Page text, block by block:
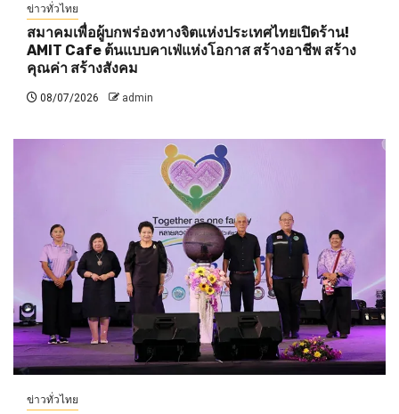
ข่าวทั่วไทย
สมาคมเพื่อผู้บกพร่องทางจิตแห่งประเทศไทยเปิดร้าน!
AMIT Cafe ต้นแบบคาเฟ่แห่งโอกาส สร้างอาชีพ สร้าง
คุณค่า สร้างสังคม
08/07/2026 admin
ข่าวทั่วไทย